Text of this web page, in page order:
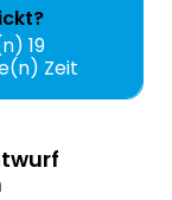
19
Zeit